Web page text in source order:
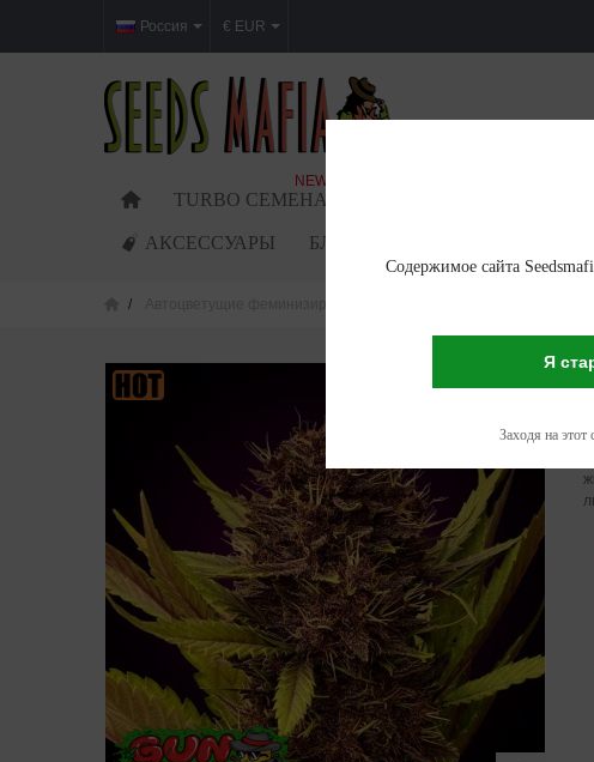
Россия € EUR
TURBO СЕМЕНА
NEW
ФЕМИНИЗИРОВАННЫЕ
АКСЕССУАРЫ БЛОГ
Содержимое сайта
Я
Заходя на этот